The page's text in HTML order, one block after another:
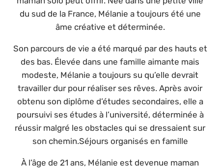
du sud de la France, Mélanie a toujours été une
âme créative et déterminée.
Son parcours de vie a été marqué par des hauts et
des bas. Élevée dans une famille aimante mais
modeste, Mélanie a toujours su qu’elle devrait
travailler dur pour réaliser ses rêves. Après avoir
obtenu son diplôme d’études secondaires, elle a
poursuivi ses études à l’université, déterminée à
réussir malgré les obstacles qui se dressaient sur
son chemin.Séjours organisés en famille
À l’âge de 21 ans, Mélanie est devenue maman